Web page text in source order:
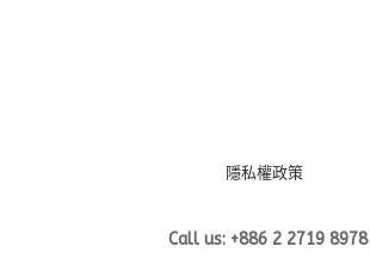
隱私權政策
Call us: +886 2 2719 8978